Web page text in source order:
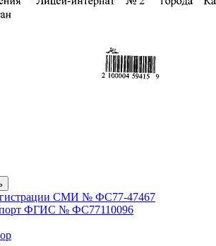
СМИ № ФС77-47467
ФГИС № ФС77110096